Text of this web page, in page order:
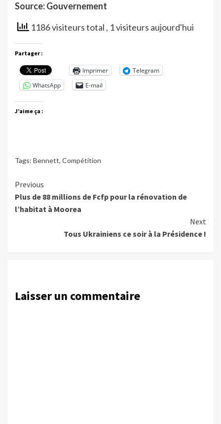
Source: Gouvernement
1186 visiteurs total , 1 visiteurs aujourd'hui
Partager :
Imprimer
Telegram
WhatsApp
E-mail
J’aime ça :
Tags: Bennett, Compétition
Continue
Reading
Previous
Plus de 88 millions de Fcfp pour la rénovation de
l’habitat à Moorea
Next
Tous Ukrainiens ce soir à la Présidence !
Laisser un commentaire